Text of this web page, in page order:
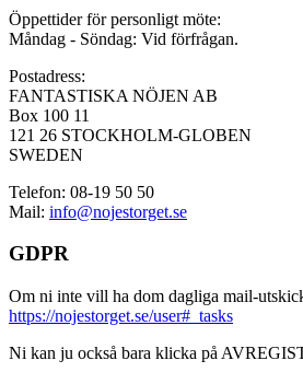
Öppettider för personligt möte:
Måndag - Söndag: Vid förfrågan.
Postadress:
FANTASTISKA NÖJEN AB
Box 100 11
121 26 STOCKHOLM-GLOBEN
SWEDEN
Telefon: 08-19 50 50
Mail: info@nojestorget.se
GDPR
Om ni inte vill ha dom dagliga mail-
https://nojestorget.se/user#_tasks
Ni kan ju också bara klicka på